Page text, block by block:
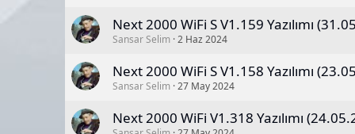
Next 2000 WiFi S V1.159 Yazılımı
Sansar Selim 2 Haz 2024
Next 2000 WiFi S V1.158 Yazılımı
Sansar Selim 27 May 2024
Next 2000 WiFi V1.318 Yazılımı